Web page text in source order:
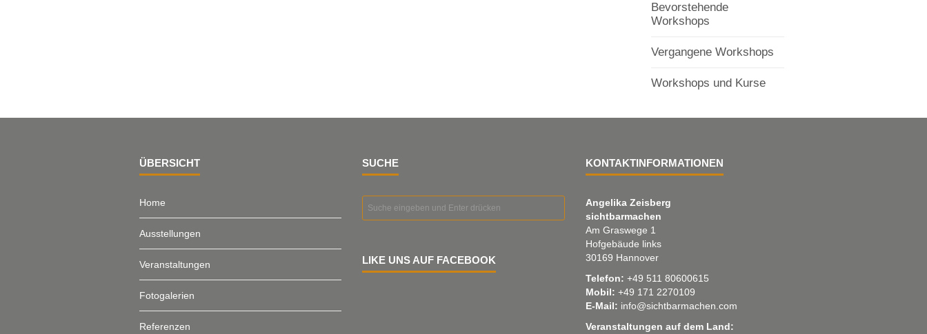
Bevorstehende
Workshops
Vergangene Workshops
Workshops und Kurse
ÜBERSICHT
Home
Ausstellungen
Veranstaltungen
Fotogalerien
Referenzen
SUCHE
LIKE UNS AUF FACEBOOK
KONTAKTINFORMATIONEN
Angelika Zeisberg
sichtbarmachen
Am Graswege 1
Hofgebäude links
30169 Hannover
Telefon: +49 511 80600615
Mobil: +49 171 2270109
E-Mail: info@sichtbarmachen.com
Veranstaltungen auf dem Land: